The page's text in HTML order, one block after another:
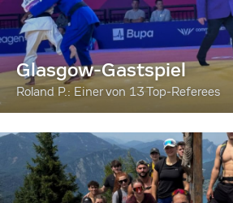
Glasgow-Gastspiel
Roland P.: Einer von 13 Top-Referees